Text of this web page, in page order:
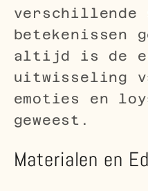
verschillende
betekenissen
altijd is de
uitwisseling
emoties en
geweest.
Materialen en